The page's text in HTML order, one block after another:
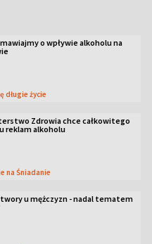
o wpływie alkoholu na
długie życie
Zdrowia chce całkowitego
reklam alkoholu
na Śniadanie
u mężczyzn - nadal tematem